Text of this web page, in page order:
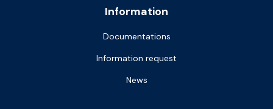
Information
Documentations
Information request
News